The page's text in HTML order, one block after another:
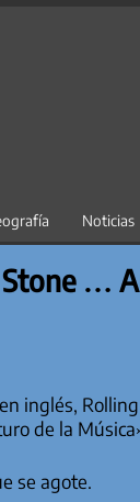
Noticias
Stone …
inglés,
de la
se agote.